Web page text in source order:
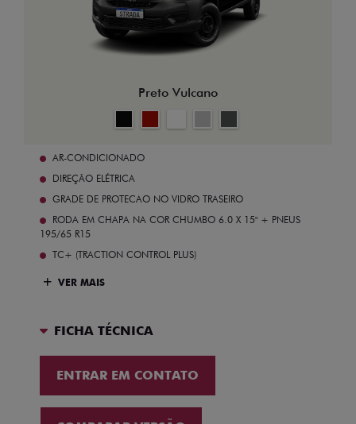
Preto Vulcano
AR-CONDICIONADO
DIREÇÃO ELÉTRICA
GRADE DE PROTECAO NO VIDRO TRASEIRO
RODA EM CHAPA NA COR CHUMBO 6.0 X 15" + PNEUS
195/65 R15
TC+ (TRACTION CONTROL PLUS)
VER MAIS
FICHA TÉCNICA
ENTRAR EM CONTATO